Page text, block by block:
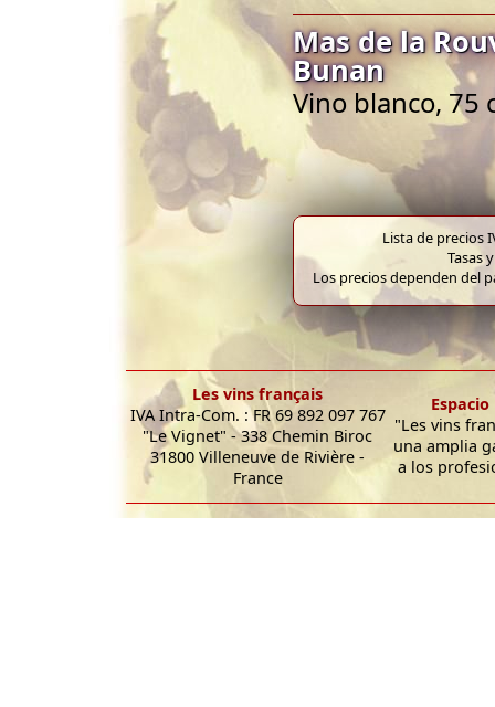
Mas de la
Bunan
Vino blanco, 75
Lista de precios
Tasas
Los precios dependen del
Les vins français
IVA Intra-Com. : FR 69 892 097 767
"Le Vignet" - 338 Chemin Biroc
31800 Villeneuve de Rivière -
France
"Les vins
una amplia
a los